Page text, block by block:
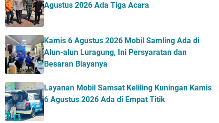
Agustus 2026 Ada Tiga Acara
Kamis 6 Agustus 2026 Mobil Samling Ada di
Alun-alun Luragung, Ini Persyaratan dan
Besaran Biayanya
Layanan Mobil Samsat Keliling Kuningan Kamis
6 Agustus 2026 Ada di Empat Titik